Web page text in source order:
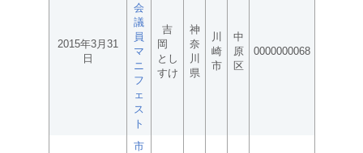
2015年3月31
日
会
議
員
マ
ニ
フ
ェ
ス
ト
吉
岡
とし
すけ
神
奈
川
県
川
崎
市
中
原
区
0000000068
市